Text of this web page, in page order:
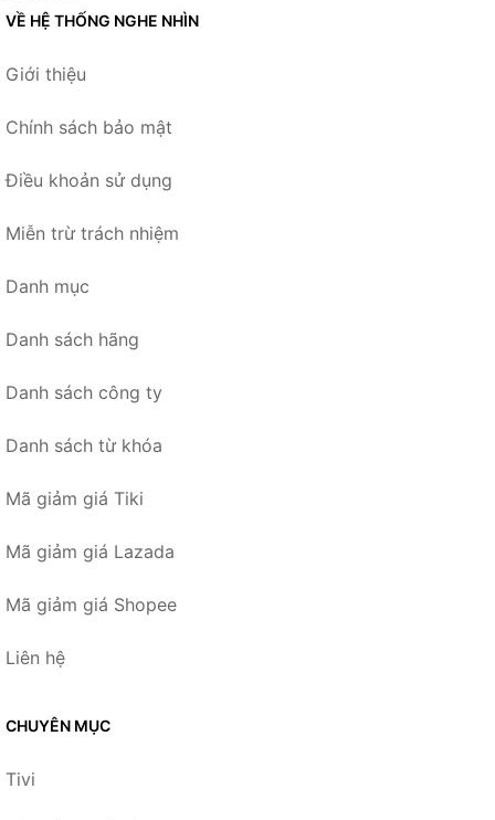
VỀ HỆ THỐNG NGHE NHÌN
Giới thiệu
Chính sách bảo mật
Điều khoản sử dụng
Miễn trừ trách nhiệm
Danh mục
Danh sách hãng
Danh sách công ty
Danh sách từ khóa
Mã giảm giá Tiki
Mã giảm giá Lazada
Mã giảm giá Shopee
Liên hệ
CHUYÊN MỤC
Tivi